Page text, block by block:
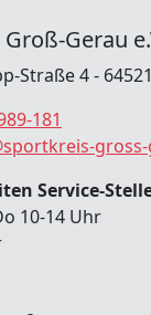
Gerau
Straße 4 -
181
Service-
10-14 Uhr